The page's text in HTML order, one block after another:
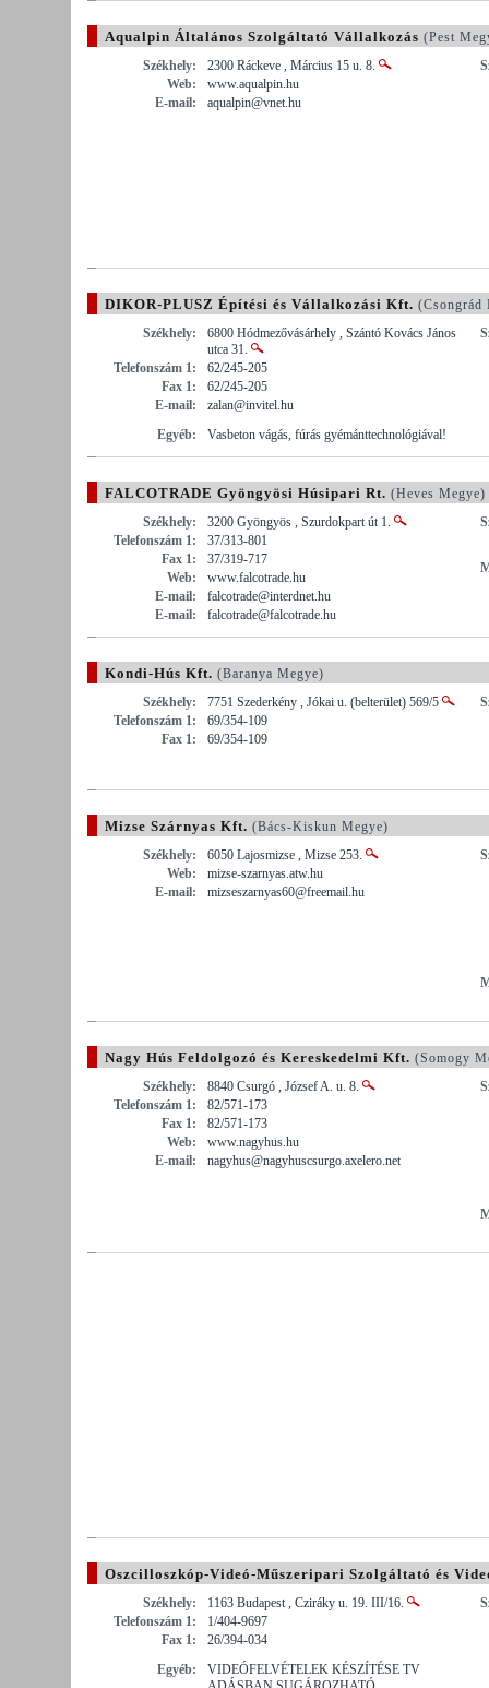
Aqualpin Általános Szolgáltató Vállalkozás (Pest
Székhely:
2300 Ráckeve , Március 15 u. 8.
Web:
www.aqualpin.hu
E-mail:
aqualpin@vnet.hu
DIKOR-PLUSZ Építési és Vállalkozási Kft. (Csongrád
Székhely:
6800 Hódmezővásárhely , Szántó Kovács János
utca 31.
Telefonszám 1:
62/245-205
Fax 1:
62/245-205
E-mail:
zalan@invitel.hu
Egyéb:
Vasbeton vágás, fúrás gyémánttechnológiával!
FALCOTRADE Gyöngyösi Húsipari Rt. (Heves Megye)
Székhely:
3200 Gyöngyös , Szurdokpart út 1.
Telefonszám 1:
37/313-801
Fax 1:
37/319-717
Web:
www.falcotrade.hu
E-mail:
falcotrade@interdnet.hu
E-mail:
falcotrade@falcotrade.hu
Kondi-Hús Kft. (Baranya Megye)
Székhely:
7751 Szederkény , Jókai u. (belterület) 569/5
Telefonszám 1:
69/354-109
Fax 1:
69/354-109
Mizse Szárnyas Kft. (Bács-Kiskun Megye)
Székhely:
6050 Lajosmizse , Mizse 253.
Web:
mizse-szarnyas.atw.hu
E-mail:
mizseszarnyas60@freemail.hu
Nagy Hús Feldolgozó és Kereskedelmi Kft. (Somogy
Székhely:
8840 Csurgó , József A. u. 8.
Telefonszám 1:
82/571-173
Fax 1:
82/571-173
Web:
www.nagyhus.hu
E-mail:
nagyhus@nagyhuscsurgo.axelero.net
Oszcilloszkóp-Videó-Műszeripari Szolgáltató és
Székhely:
1163 Budapest , Cziráky u. 19. III/16.
Telefonszám 1:
1/404-9697
Fax 1:
26/394-034
Egyéb:
VIDEÓFELVÉTELEK KÉSZÍTÉSE TV